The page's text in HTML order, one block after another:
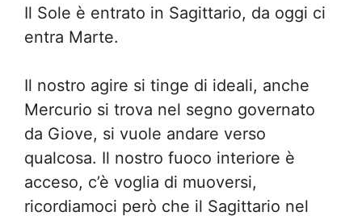
Il Sole è entrato in Sagittario, da oggi ci
entra Marte.
Il nostro agire si tinge di ideali, anche
Mercurio si trova nel segno governato
da Giove, si vuole andare verso
qualcosa. Il nostro fuoco interiore è
acceso, c’è voglia di muoversi,
ricordiamoci però che il Sagittario nel